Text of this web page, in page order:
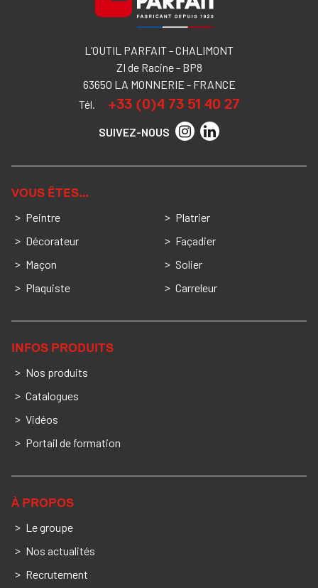
L’OUTIL PARFAIT - CHALIMONT
ZI de Racine - BP8
63650 LA MONNERIE - FRANCE
Tél.
+33 (0)4 73 51 40 27
SUIVEZ-NOUS
VOUS ÊTES…
Peintre
Décorateur
Maçon
Plaquiste
Platrier
Façadier
Solier
Carreleur
INFOS PRODUITS
Nos produits
Catalogues
Vidéos
Portail de formation
À PROPOS
Le groupe
Nos actualités
Recrutement